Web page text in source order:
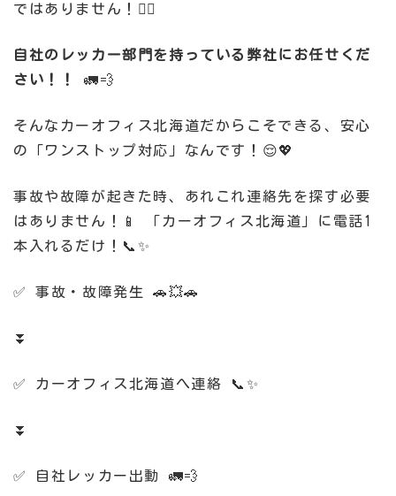
ではありません！🙅‍♀️
自社のレッカー部門を持っている弊社にお任せくだ
さい！！
🚛💨
そんなカーオフィス北海道だからこそできる、安心
の「ワンストップ対応」なんです！😌💖
事故や故障が起きた時、あれこれ連絡先を探す必要
はありません！📱 「カーオフィス北海道」に電話1
本入れるだけ！📞✨
✅ 事故・故障発生 🚗💥🚗
⏬
✅ カーオフィス北海道へ連絡 📞✨
⏬
✅ 自社レッカー出動 🚛💨